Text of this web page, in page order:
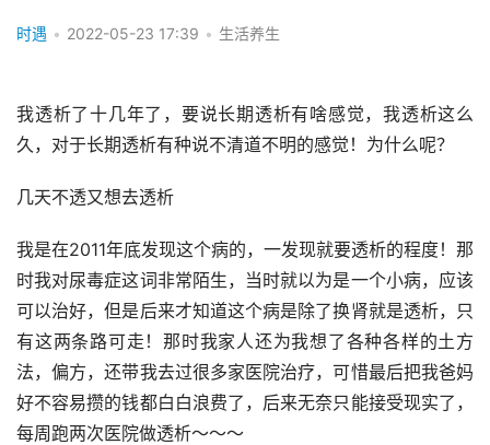
时遇 • 2022-05-23 17:39 • 生活养生
我透析了十几年了，要说长期透析有啥感觉，我透析这么
久，对于长期透析有种说不清道不明的感觉！为什么呢？
几天不透又想去透析
我是在2011年底发现这个病的，一发现就要透析的程度！那
时我对尿毒症这词非常陌生，当时就以为是一个小病，应该
可以治好，但是后来才知道这个病是除了换肾就是透析，只
有这两条路可走！那时我家人还为我想了各种各样的土方
法，偏方，还带我去过很多家医院治疗，可惜最后把我爸妈
好不容易攒的钱都白白浪费了，后来无奈只能接受现实了，
每周跑两次医院做透析～～～